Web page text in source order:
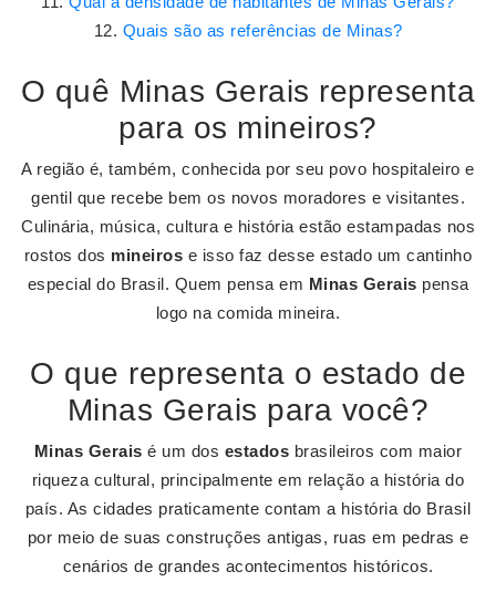
Quais são as referências de Minas?
O quê Minas Gerais representa
para os mineiros?
A região é, também, conhecida por seu povo hospitaleiro e
gentil que recebe bem os novos moradores e visitantes.
Culinária, música, cultura e história estão estampadas nos
rostos dos mineiros e isso faz desse estado um cantinho
especial do Brasil. Quem pensa em Minas Gerais pensa
logo na comida mineira.
O que representa o estado de
Minas Gerais para você?
Minas Gerais é um dos estados brasileiros com maior
riqueza cultural, principalmente em relação a história do
país. As cidades praticamente contam a história do Brasil
por meio de suas construções antigas, ruas em pedras e
cenários de grandes acontecimentos históricos.